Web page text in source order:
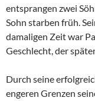
entsprangen zwei
Sohn starben früh.
damaligen Zeit war
Geschlecht, der
Durch seine
engeren Grenzen